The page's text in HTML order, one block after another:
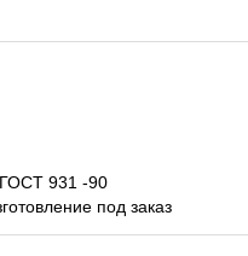
931 -90
под заказ